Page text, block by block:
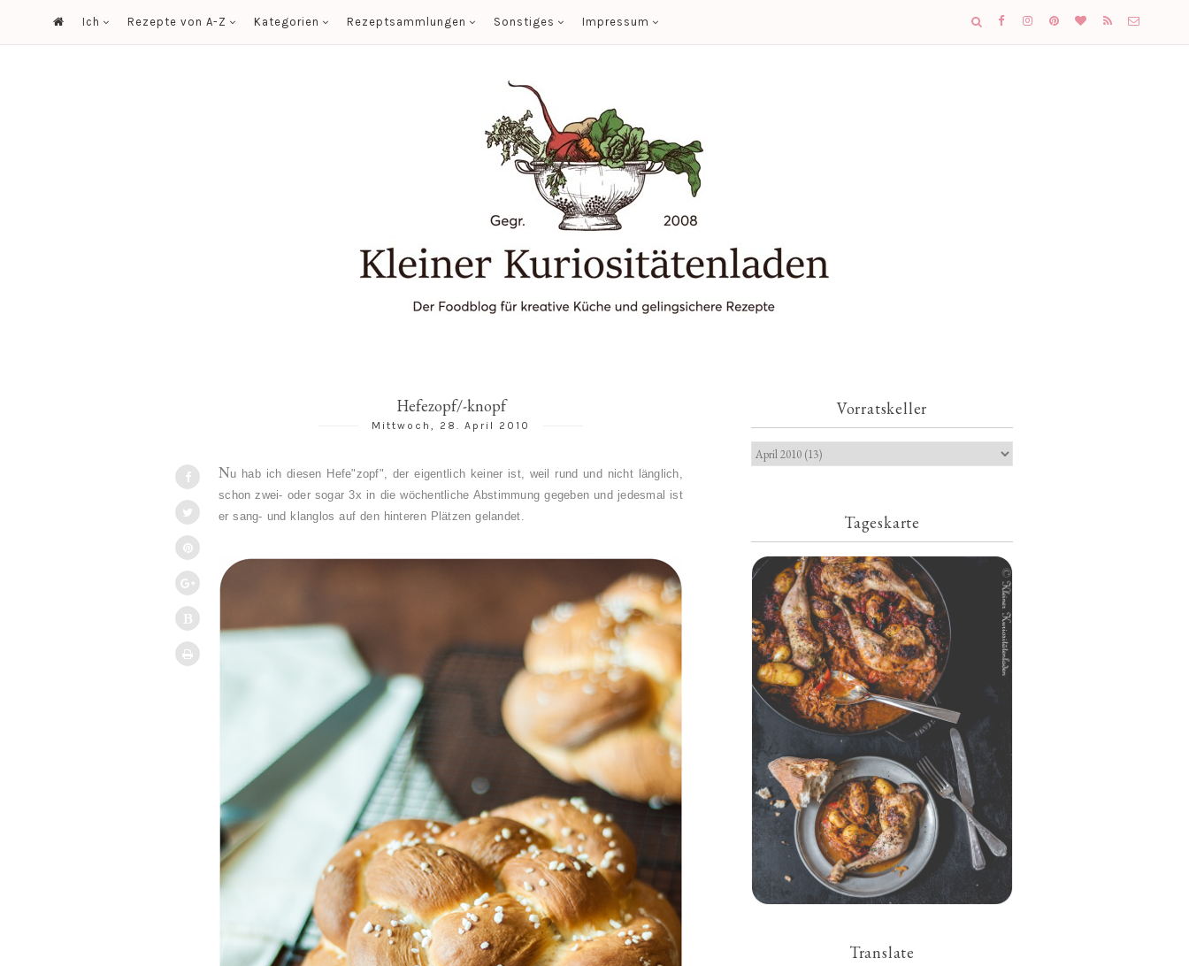
Ich Rezepte von A-Z Kategorien Rezeptsammlungen Sonstiges Impressum
Hefezopf/-knopf
Mittwoch, 28. April 2010
Nu hab ich diesen Hefe"zopf", der eigentlich keiner ist, weil rund und nicht länglich,
schon zwei- oder sogar 3x in die wöchentliche Abstimmung gegeben und jedesmal ist
er sang- und klanglos auf den hinteren Plätzen gelandet.
Vorratskeller
Tageskarte
Geschmorte Hähnchenschenkel auf
Paprikakraut und kleinen Kartoffeln
Translate